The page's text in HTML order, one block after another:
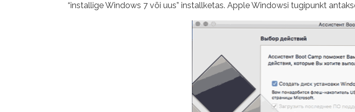
“installige Windows 7 või uus” installketas. Apple Windowsi tugipunkt